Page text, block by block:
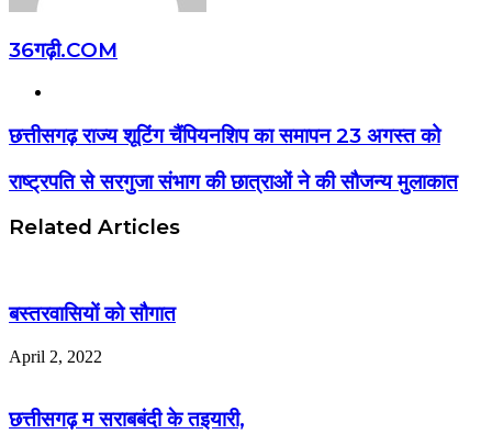
36गढ़ी.COM
छत्तीसगढ़ राज्य शूटिंग चैंपियनशिप का समापन 23 अगस्त को
राष्ट्रपति से सरगुजा संभाग की छात्राओं ने की सौजन्य मुलाकात
Related Articles
बस्तरवासियों को सौगात
April 2, 2022
छत्तीसगढ़ म सराबबंदी के तइयारी,